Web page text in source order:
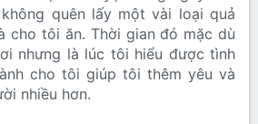
quên lấy một vài loại quả
cho tôi ăn. Thời gian đó mặc dù
nhưng là lúc tôi hiểu được tình
cho tôi giúp tôi thêm yêu và
nhiều hơn.